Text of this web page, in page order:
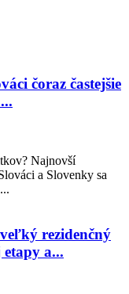
čoraz častejšie
Najnovší
a Slovenky sa
rezidenčný
a...